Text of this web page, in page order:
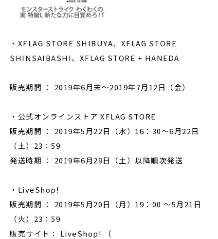
・XFLAG STORE SHIBUYA、XFLAG STORE
SHINSAIBASHI、XFLAG STORE + HANEDA
販売期間 ： 2019年6月末～2019年7月12日（金）
・公式オンラインストア XFLAG STORE
販売期間 ： 2019年5月22日（水）16：30～6月22日
（土）23：59
発送時期 ： 2019年6月29日（土）以降順次発送
・LiveShop!
販売期間 ： 2019年5月20日（月）19：00 ～5月21日
（火）23：59
販売サイト： LiveShop! （